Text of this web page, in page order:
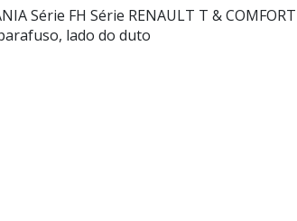
Série FH Série RENAULT T &
lado do duto